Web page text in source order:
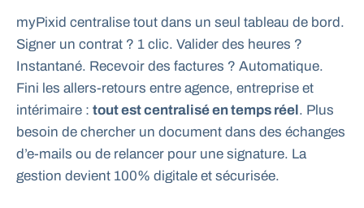
myPixid centralise tout dans un seul tableau de bord.
Signer un contrat ? 1 clic. Valider des heures ?
Instantané. Recevoir des factures ? Automatique.
Fini les allers-retours entre agence, entreprise et
intérimaire : tout est centralisé en temps réel. Plus
besoin de chercher un document dans des échanges
d’e-mails ou de relancer pour une signature. La
gestion devient 100% digitale et sécurisée.